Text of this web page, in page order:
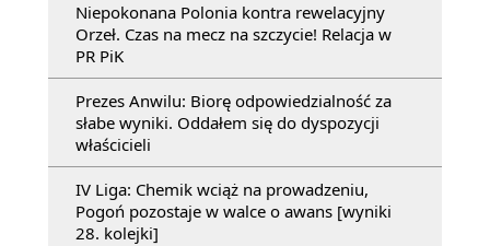
Niepokonana Polonia kontra rewelacyjny
Orzeł. Czas na mecz na szczycie! Relacja w
PR PiK
Prezes Anwilu: Biorę odpowiedzialność za
słabe wyniki. Oddałem się do dyspozycji
właścicieli
IV Liga: Chemik wciąż na prowadzeniu,
Pogoń pozostaje w walce o awans [wyniki
28. kolejki]